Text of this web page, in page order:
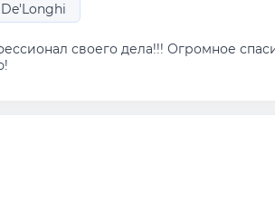
своего дела!!! Огромное